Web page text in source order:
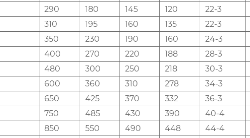
290 180 145 120 22-3
310 195 160 135 22-3
350 230 190 160 24-3
400 270 220 188 28-3
480 300 250 218 30-3
600 360 310 278 34-3
650 425 370 332 36-3
750 485 430 390 40-4
850 550 490 448 44-4